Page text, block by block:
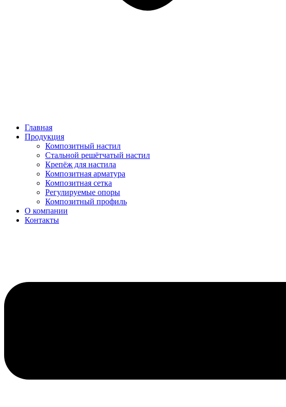
Главная
Продукция
Композитный настил
Стальной решётчатый настил
Крепёж для настила
Композитная арматура
Композитная сетка
Регулируемые опоры
Композитный профиль
О компании
Контакты